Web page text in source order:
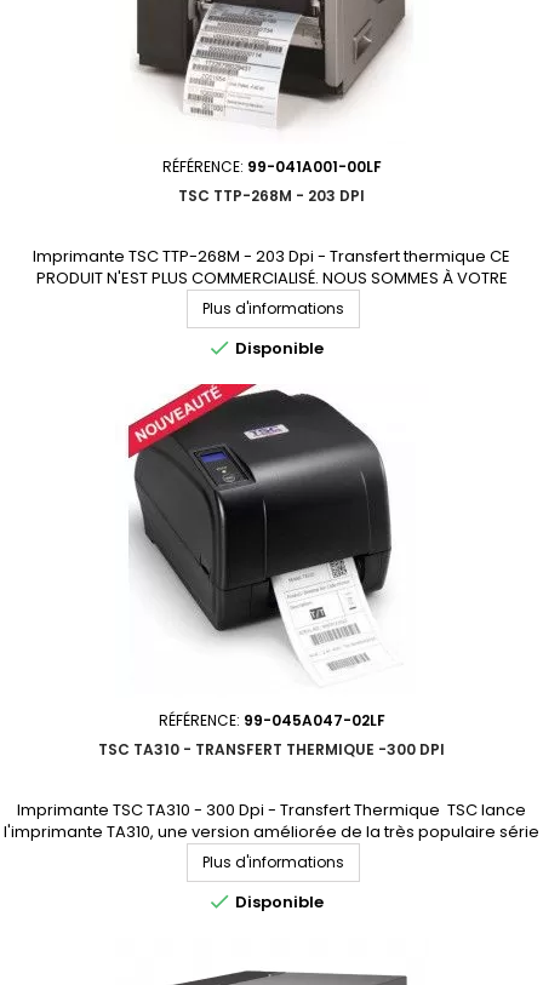
RÉFÉRENCE: 99-041A001-00LF
TSC TTP-268M - 203 DPI
Imprimante TSC TTP-268M - 203 Dpi - Transfert thermique CE
PRODUIT N'EST PLUS COMMERCIALISÉ. NOUS SOMMES À VOTRE
DISPOSITION POUR VOUS PROPOSER UN MODÈLE DE REMPLACEMENT.
Plus d'informations
 Disponible
RÉFÉRENCE: 99-045A047-02LF
TSC TA310 - TRANSFERT THERMIQUE -300 DPI
Imprimante TSC TA310 - 300 Dpi - Transfert Thermique TSC lance
l'imprimante TA310, une version améliorée de la très populaire série
TA300, plus rapide que la TA300. CE PRODUIT N'EST PLUS
COMMERCIALISÉ. NOUS SOMMES À VOTRE DISPOSITION POUR VOUS
PROPOSER UN MODÈLE DE REMPLACEMENT.
Plus d'informations
 Disponible